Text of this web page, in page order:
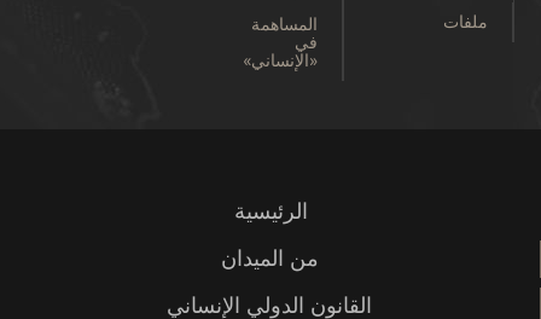
ملفات
المساهمة
في
«الإنساني»
الرئيسية
من الميدان
القانون الدولي الإنساني